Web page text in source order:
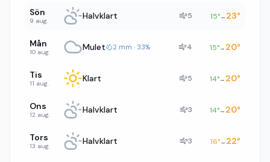
Sön
9 aug. Halvklart 5 15°→ 23°
Mån
10 aug. Mulet 2 mm · 33% 4 15°→ 20°
Tis
11 aug. Klart 5 14°→ 20°
Ons
12 aug. Halvklart 3 14°→ 20°
Tors
13 aug. Halvklart 3 16°→ 22°